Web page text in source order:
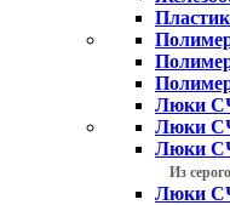
Люки
Люки
Люки
Из
Люки